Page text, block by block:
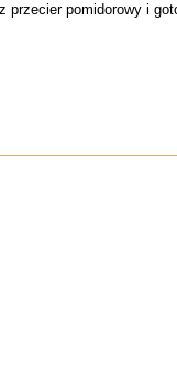
przecier pomidorowy i